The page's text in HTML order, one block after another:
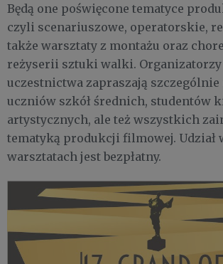
Będą one poświęcone tematyce
czyli scenariuszowe, operatorskie,
także warsztaty z montażu oraz
reżyserii sztuki walki. Organizatorzy
uczestnictwa zapraszają szczególnie
uczniów szkół średnich, studentów
artystycznych, ale też wszystkich
tematyką produkcji filmowej. Udział
warsztatach jest bezpłatny.